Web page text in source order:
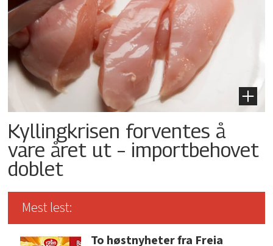
Kyllingkrisen forventes å
vare året ut – importbehovet
doblet
Mest lest:
To høstnyheter fra Freia